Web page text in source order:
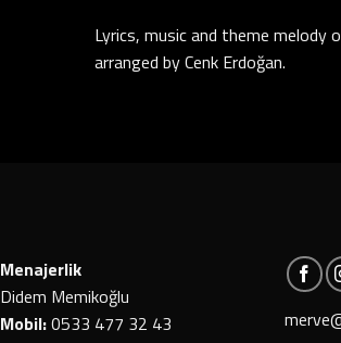
Lyrics, music and theme melody
arranged by Cenk Erdoğan.
Menajerlik
Didem Memikoğlu
Mobil:0533 477 32 43